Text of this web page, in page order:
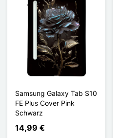
Samsung Galaxy Tab S10
FE Plus Cover Pink
Schwarz
14,99 €